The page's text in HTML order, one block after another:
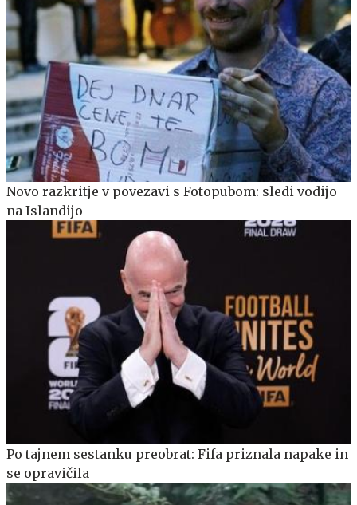
Novo razkritje v povezavi s Fotopubom: sledi vodijo
na Islandijo
Po tajnem sestanku preobrat: Fifa priznala napake in
se opravičila